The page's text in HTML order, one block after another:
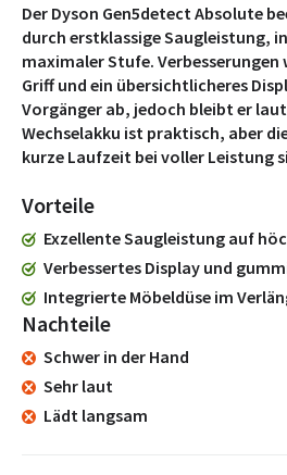
Der Dyson Gen5detect Absolute
durch erstklassige Saugleistung,
maximaler Stufe.
Griff und ein übersichtlicheres
Vorgänger ab, jedoch bleibt er laut
Wechselakku ist praktisch, aber
kurze Laufzeit bei voller Leistung
Vorteile
Exzellente Saugleistung auf
Verbessertes Display und
Integrierte Möbeldüse im
Nachteile
Schwer in der Hand
Sehr laut
Lädt langsam